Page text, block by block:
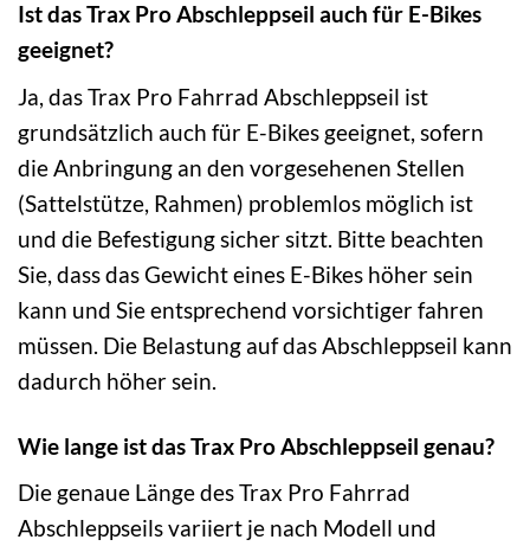
Ist das Trax Pro Abschleppseil auch für E-Bikes
geeignet?
Ja, das Trax Pro Fahrrad Abschleppseil ist
grundsätzlich auch für E-Bikes geeignet, sofern
die Anbringung an den vorgesehenen Stellen
(Sattelstütze, Rahmen) problemlos möglich ist
und die Befestigung sicher sitzt. Bitte beachten
Sie, dass das Gewicht eines E-Bikes höher sein
kann und Sie entsprechend vorsichtiger fahren
müssen. Die Belastung auf das Abschleppseil kann
dadurch höher sein.
Wie lange ist das Trax Pro Abschleppseil genau?
Die genaue Länge des Trax Pro Fahrrad
Abschleppseils variiert je nach Modell und